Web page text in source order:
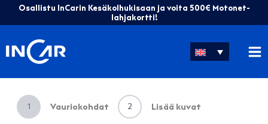
Osallistu InCarin Kesäkolhukisaan ja voita 500€ Motonet-
lahjakortti!
1 Vauriokohdat 2 Lisää kuvat